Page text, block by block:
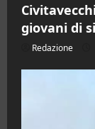
giovani di
Redazione